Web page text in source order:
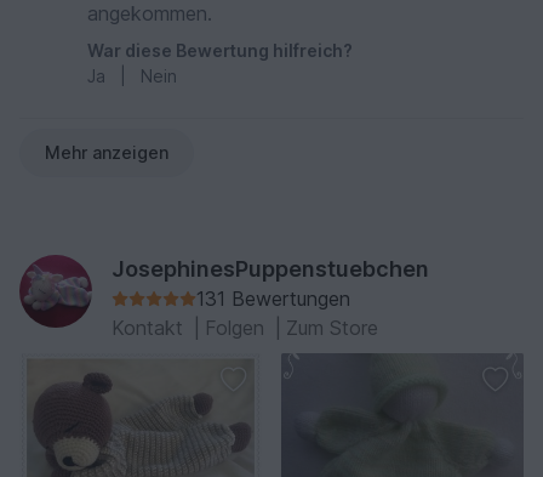
angekommen.
War diese Bewertung hilfreich?
Ja
Nein
Mehr anzeigen
JosephinesPuppenstuebchen
131 Bewertungen
Kontakt
Folgen Zum Store